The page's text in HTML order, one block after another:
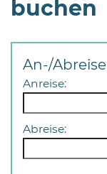
buchen
An-/Abreise
Anreise:
Abreise: